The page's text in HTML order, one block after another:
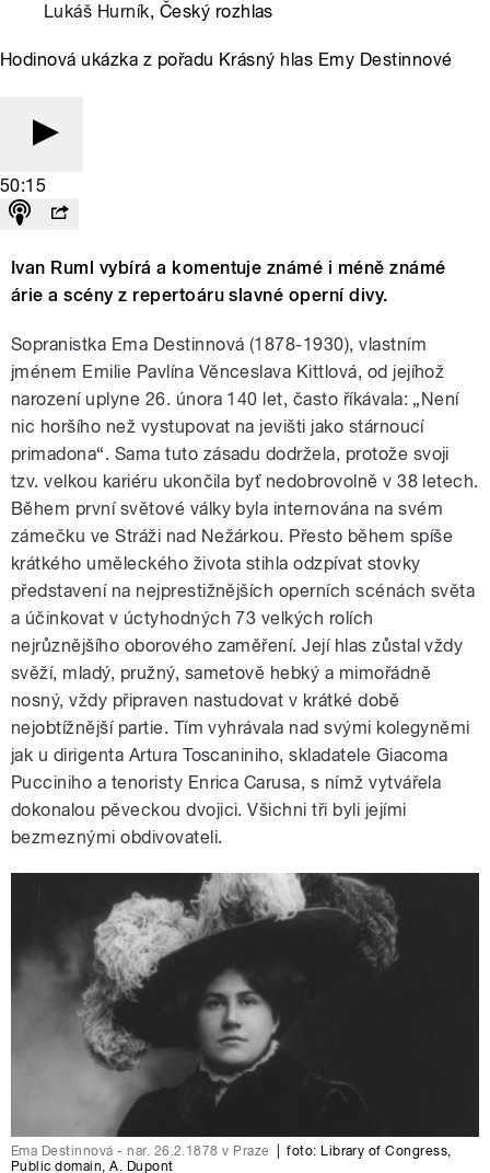
Lukáš Hurník, Český rozhlas
Hodinová ukázka z pořadu Krásný hlas Emy Destinnové
50:15
Ivan Ruml vybírá a komentuje známé i méně známé
árie a scény z repertoáru slavné operní divy.
Sopranistka Ema Destinnová (1878-1930), vlastním
jménem Emilie Pavlína Věnceslava Kittlová, od jejíhož
narození uplyne 26. února 140 let, často říkávala: „Není
nic horšího než vystupovat na jevišti jako stárnoucí
primadona“. Sama tuto zásadu dodržela, protože svoji
tzv. velkou kariéru ukončila byť nedobrovolně v 38 letech.
Během první světové války byla internována na svém
zámečku ve Stráži nad Nežárkou. Přesto během spíše
krátkého uměleckého života stihla odzpívat stovky
představení na nejprestižnějších operních scénách světa
a účinkovat v úctyhodných 73 velkých rolích
nejrůznějšího oborového zaměření. Její hlas zůstal vždy
svěží, mladý, pružný, sametově hebký a mimořádně
nosný, vždy připraven nastudovat v krátké době
nejobtížnější partie. Tím vyhrávala nad svými kolegyněmi
jak u dirigenta Artura Toscaniniho, skladatele Giacoma
Pucciniho a tenoristy Enrica Carusa, s nímž vytvářela
dokonalou pěveckou dvojici. Všichni tři byli jejími
bezmeznými obdivovateli.
Ema Destinnová - nar. 26.2.1878 v Praze foto: Library of Congress,
Public domain,A. Dupont